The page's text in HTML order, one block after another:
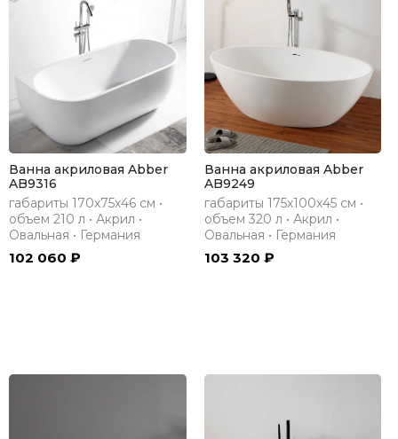
Ванна акриловая Abber
AB9316
габариты 170х75х46 см •
объем 210 л • Акрил •
Овальная • Германия
102 060 ₽
Ванна акриловая Abber
AB9249
габариты 175х100х45 см •
объем 320 л • Акрил •
Овальная • Германия
103 320 ₽